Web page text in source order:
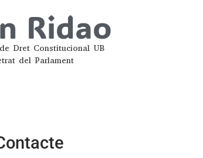
Ridao
Dret Constitucional UB
del Parlament